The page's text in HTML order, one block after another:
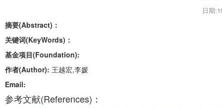
日期
摘要(Abstract)：
关键词(KeyWords)：
基金项目(Foundation):
作者(Author): 王越宏,李媛
Email:
参考文献(References)：